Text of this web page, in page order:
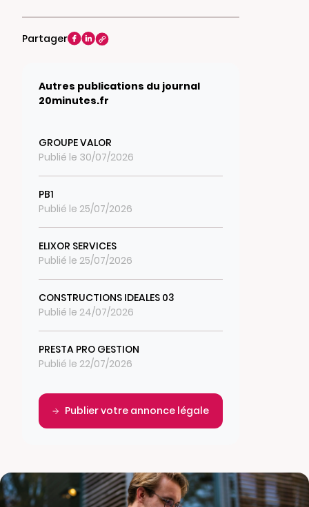
Partager
Autres publications du journal
20minutes.fr
GROUPE VALOR
Publié le 30/07/2026
PB1
Publié le 25/07/2026
ELIXOR SERVICES
Publié le 25/07/2026
CONSTRUCTIONS IDEALES 03
Publié le 24/07/2026
PRESTA PRO GESTION
Publié le 22/07/2026
Publier votre annonce légale